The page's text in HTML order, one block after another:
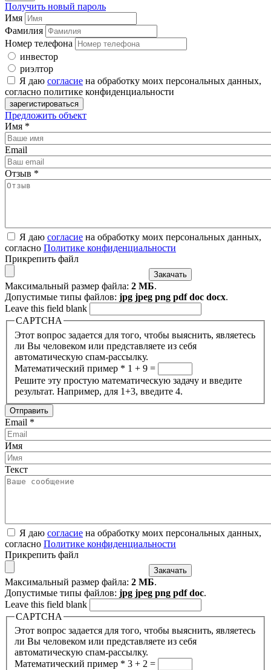
Получить новый пароль
Имя
Фамилия
Номер телефона
инвестор
риэлтор
Я даю согласие на обработку моих персональных данных,
согласно политике конфиденциальности
Предложить объект
Имя *
Email
Отзыв *
Я даю согласие на обработку моих персональных данных,
согласно Политике конфиденциальности
Прикрепить файл
Максимальный размер файла: 2 МБ.
Допустимые типы файлов: jpg jpeg png pdf doc docx.
Leave this field blank
CAPTCHA
Этот вопрос задается для того, чтобы выяснить, являетесь
ли Вы человеком или представляете из себя
автоматическую спам-рассылку.
Математический пример * 1 + 9 =
Решите эту простую математическую задачу и введите
результат. Например, для 1+3, введите 4.
Email *
Имя
Текст
Я даю согласие на обработку моих персональных данных,
согласно Политике конфиденциальности
Прикрепить файл
Максимальный размер файла: 2 МБ.
Допустимые типы файлов: jpg jpeg png pdf doc.
Leave this field blank
CAPTCHA
Этот вопрос задается для того, чтобы выяснить, являетесь
ли Вы человеком или представляете из себя
автоматическую спам-рассылку.
Математический пример * 3 + 2 =